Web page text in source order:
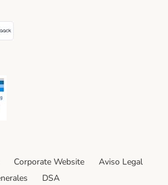
Shipping Method
Shipping Method
paack Shipping Method
Corporate Website
Aviso Legal
DSA